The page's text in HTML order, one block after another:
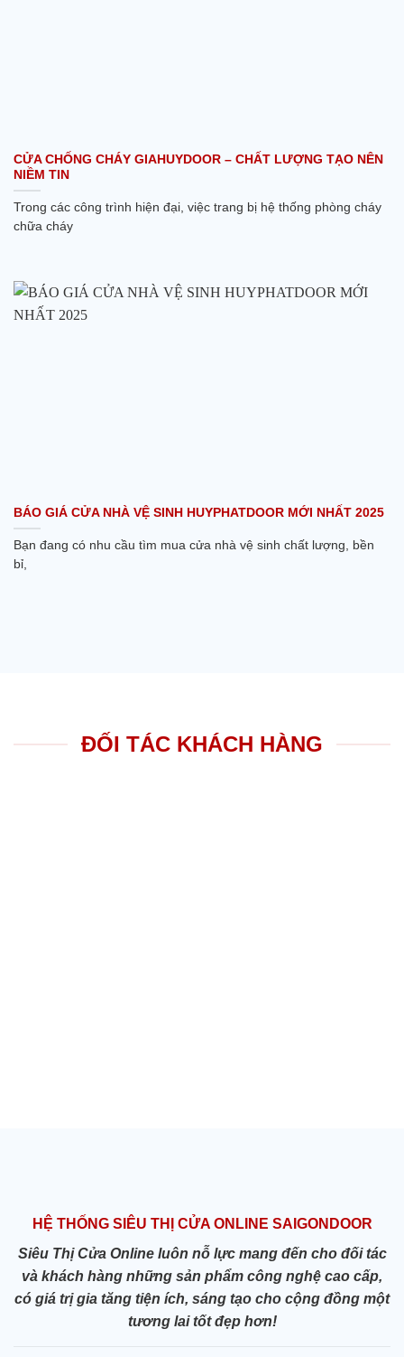
CỬA CHỐNG CHÁY GIAHUYDOOR – CHẤT LƯỢNG TẠO NÊN
NIỀM TIN
Trong các công trình hiện đại, việc trang bị hệ thống phòng cháy
chữa cháy
BÁO GIÁ CỬA NHÀ VỆ SINH HUYPHATDOOR MỚI NHẤT 2025
Bạn đang có nhu cầu tìm mua cửa nhà vệ sinh chất lượng, bền
bỉ,
ĐỐI TÁC KHÁCH HÀNG
HỆ THỐNG SIÊU THỊ CỬA ONLINE SAIGONDOOR
Siêu Thị Cửa Online luôn nỗ lực mang đến cho đối tác
và khách hàng những sản phẩm công nghệ cao cấp,
có giá trị gia tăng tiện ích, sáng tạo cho cộng đồng một
tương lai tốt đẹp hơn!